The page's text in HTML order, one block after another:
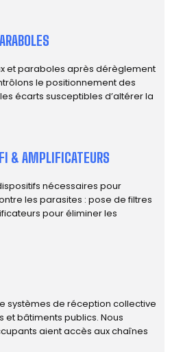
et paraboles après dérèglement
le positionnement des
écarts susceptibles d’altérer la
& AMPLIFICATEURS
nécessaires pour
les parasites : pose de filtres
pour éliminer les
systèmes de réception collective
bâtiments publics. Nous
aient accès aux chaînes